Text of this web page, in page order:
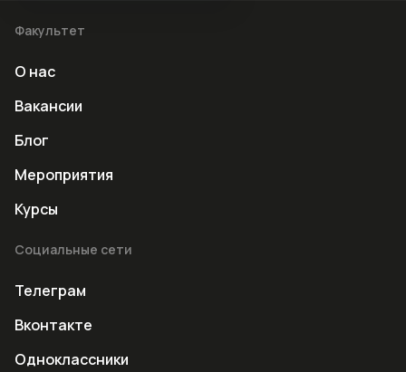
Факультет
О нас
Вакансии
Блог
Мероприятия
Курсы
Социальные сети
Телеграм
Вконтакте
Одноклассники